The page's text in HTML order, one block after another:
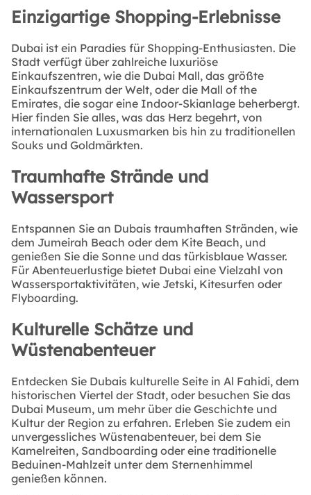
Einzigartige Shopping-Erlebnisse
Dubai ist ein Paradies für Shopping-Enthusiasten. Die
Stadt verfügt über zahlreiche luxuriöse
Einkaufszentren, wie die Dubai Mall, das größte
Einkaufszentrum der Welt, oder die Mall of the
Emirates, die sogar eine Indoor-Skianlage beherbergt.
Hier finden Sie alles, was das Herz begehrt, von
internationalen Luxusmarken bis hin zu traditionellen
Souks und Goldmärkten.
Traumhafte Strände und
Wassersport
Entspannen Sie an Dubais traumhaften Stränden, wie
dem Jumeirah Beach oder dem Kite Beach, und
genießen Sie die Sonne und das türkisblaue Wasser.
Für Abenteuerlustige bietet Dubai eine Vielzahl von
Wassersportaktivitäten, wie Jetski, Kitesurfen oder
Flyboarding.
Kulturelle Schätze und
Wüstenabenteuer
Entdecken Sie Dubais kulturelle Seite in Al Fahidi, dem
historischen Viertel der Stadt, oder besuchen Sie das
Dubai Museum, um mehr über die Geschichte und
Kultur der Region zu erfahren. Erleben Sie zudem ein
unvergessliches Wüstenabenteuer, bei dem Sie
Kamelreiten, Sandboarding oder eine traditionelle
Beduinen-Mahlzeit unter dem Sternenhimmel
genießen können.